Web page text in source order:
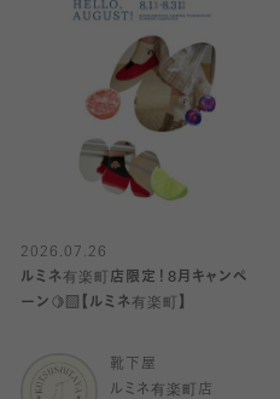
2026.07.26
ルミネ有楽町店限定！8月キャンペ
ーン🍋‍🟩【ルミネ有楽町】
靴下屋
ルミネ有楽町店